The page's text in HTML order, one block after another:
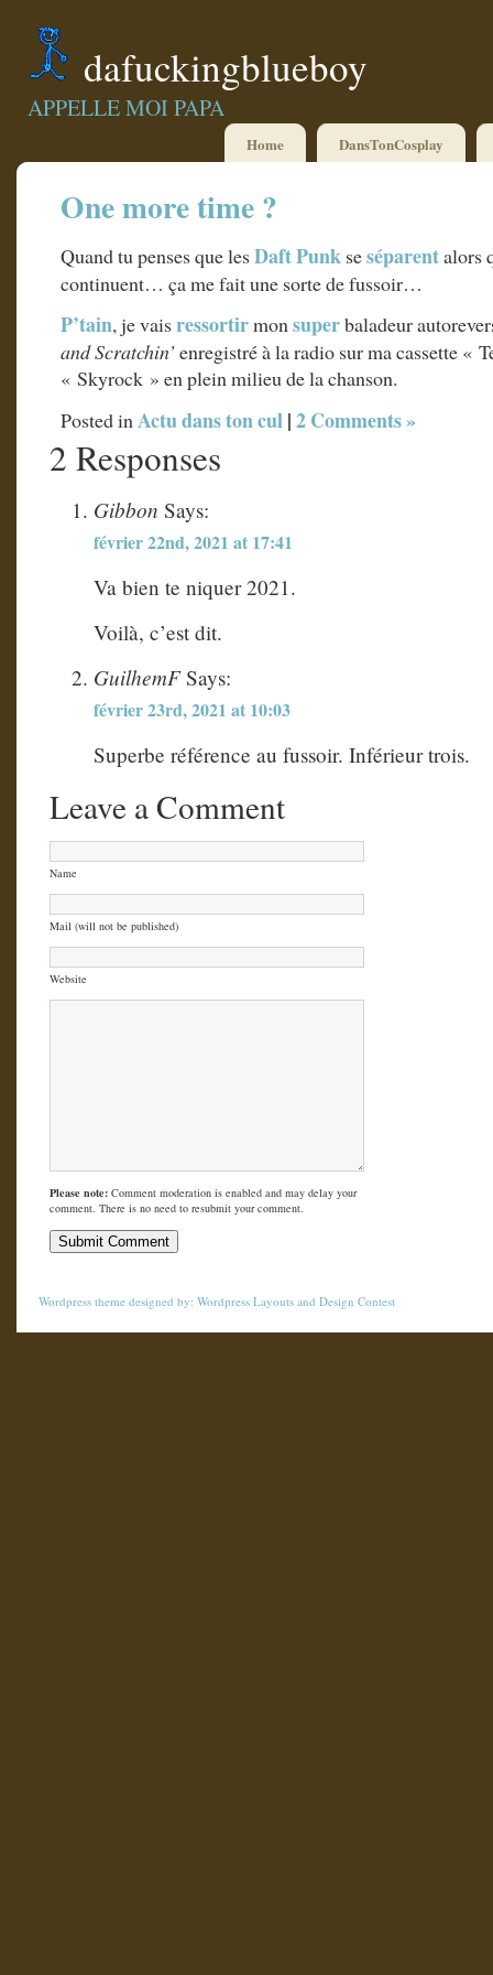
dafuckingblueboy
APPELLE MOI PAPA
Home DansTonCosplay
One more time ?
Quand tu penses que lesDaft Punk seséparentalors
continuent… ça me fait une sorte de fussoir…
P’tain, je vaisressortirmonsuperbaladeur
and Scratchin’enregistré à la radio sur ma cassette «
« Skyrock » en plein milieu de la chanson.
Posted in Actu dans ton cul|2 Comments »
2 Responses
Gibbon Says:
février 22nd, 2021 at 17:41
Va bien te niquer 2021.
Voilà, c’est dit.
GuilhemFSays:
février 23rd, 2021 at 10:03
Superbe référence au fussoir. Inférieur trois.
Leave a Comment
Name
Mail (will not be published)
Website
Please note: Comment moderation is enabled and may delay your
comment. There is no need to resubmit your comment.
Wordpress theme designed by: Wordpress Layouts and Design Contest